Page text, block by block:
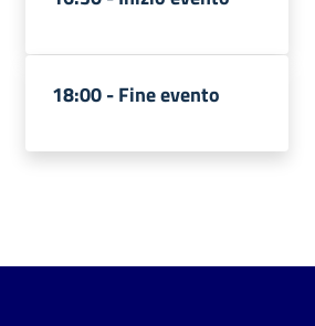
18:00 -Fine evento